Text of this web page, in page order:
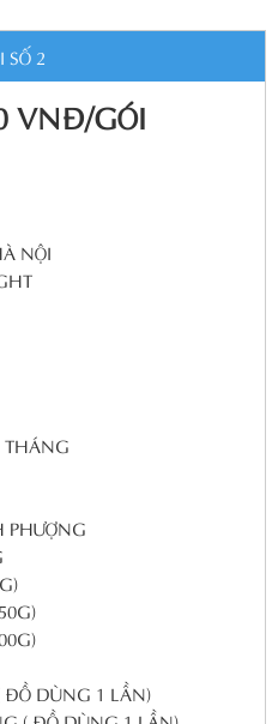
SỐ 2
VNĐ/GÓI
NỘI
PHƯỢNG
ĐỒ DÙNG 1 LẦN)